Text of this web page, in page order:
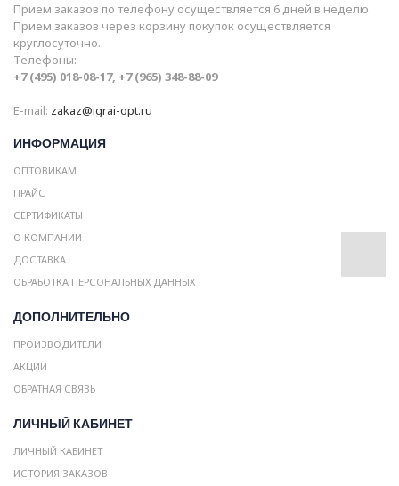
Прием заказов по телефону осуществляется 6 дней в неделю.
Прием заказов через корзину покупок осуществляется
круглосуточно.
Телефоны:
+7 (495) 018-08-17, +7 (965) 348-88-09
E-mail: zakaz@igrai-opt.ru
ИНФОРМАЦИЯ
ОПТОВИКАМ
ПРАЙС
СЕРТИФИКАТЫ
О КОМПАНИИ
ДОСТАВКА
ОБРАБОТКА ПЕРСОНАЛЬНЫХ ДАННЫХ
ДОПОЛНИТЕЛЬНО
ПРОИЗВОДИТЕЛИ
АКЦИИ
ОБРАТНАЯ СВЯЗЬ
ЛИЧНЫЙ КАБИНЕТ
ЛИЧНЫЙ КАБИНЕТ
ИСТОРИЯ ЗАКАЗОВ